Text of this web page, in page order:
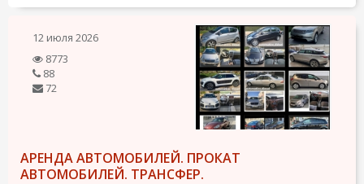
12 июля 2026
8773
88
72
АРЕНДА АВТОМОБИЛЕЙ. ПРОКАТ
АВТОМОБИЛЕЙ. ТРАНСФЕР.